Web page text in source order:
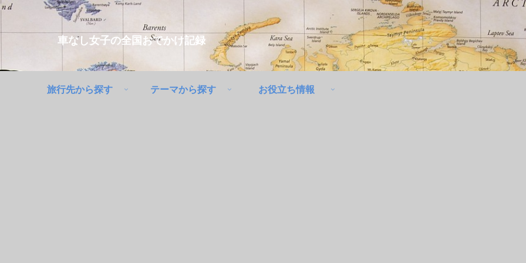
車なし女子の全国おでかけ記録
旅行先から探す テーマから探す お役立ち情報